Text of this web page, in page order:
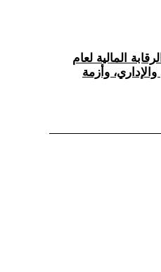
المالية لعام
والإداري، وأزمة